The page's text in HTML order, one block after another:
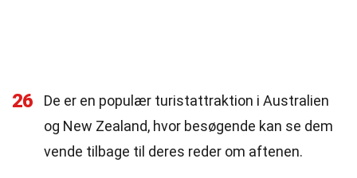
26
De er en populær turistattraktion i Australien
og New Zealand, hvor besøgende kan se dem
vende tilbage til deres reder om aftenen.